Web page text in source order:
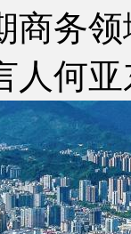
商务
人何